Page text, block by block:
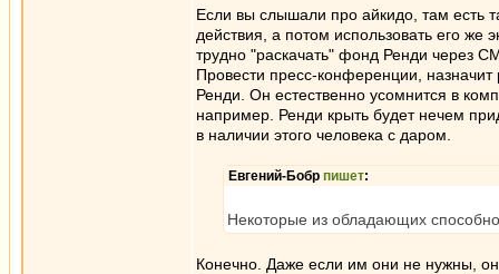
Если вы слышали про айкидо, там есть
действия, а потом использовать его
трудно "раскачать" фонд Ренди через
Провести пресс-конференции,
Ренди. Он естественно усомнится в
например. Ренди крыть будет нечем
в наличии этого человека с даром.
Евгений-Бобр пишет:
Некоторые из обладающих
Конечно. Даже если им они не нужны,